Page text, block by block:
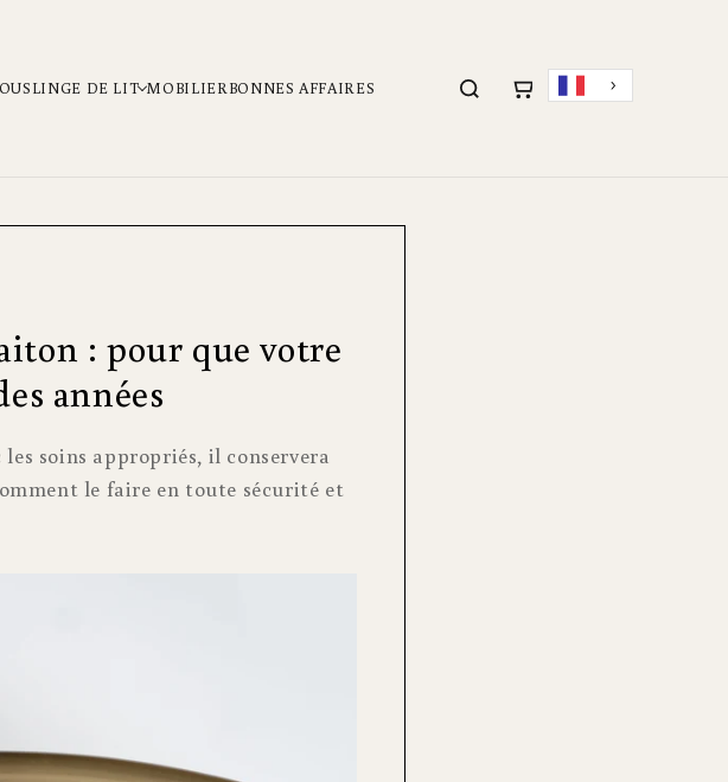
LINGE DE LIT MOBILIERBONNES AFFAIRES
: pour que votre
années
soins appropriés, il conservera
le faire en toute sécurité et